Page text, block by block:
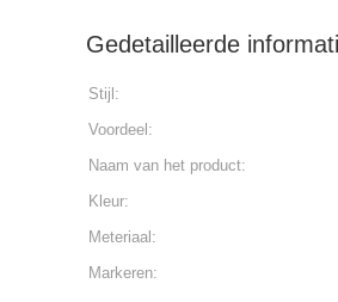
Gedetailleerde
Stijl:
Voordeel:
Naam van het product:
Kleur:
Meteriaal:
Markeren: